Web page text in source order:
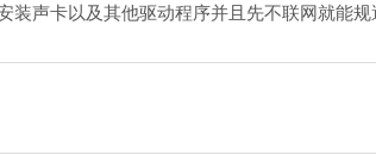
声卡以及其他驱动程序并且先不联网就能规